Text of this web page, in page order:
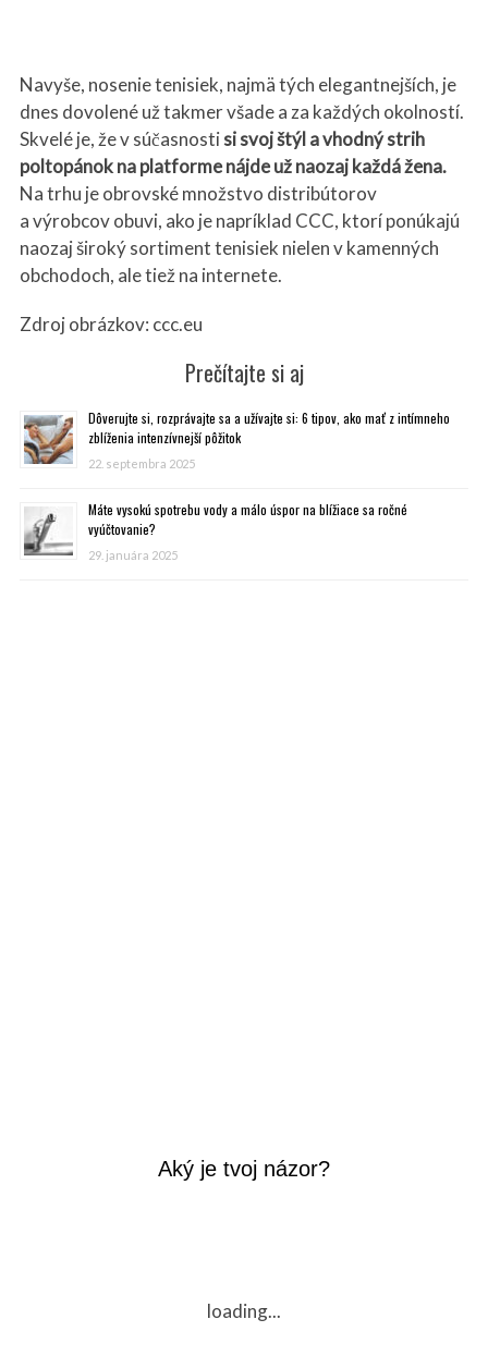
Navyše, nosenie tenisiek, najmä tých elegantnejších, je
dnes dovolené už takmer všade a za každých okolností.
Skvelé je, že v súčasnostisi svoj štýl a vhodný strih
poltopánok na platforme nájde už naozaj každá žena.
Na trhu je obrovské množstvo distribútorov
a výrobcov obuvi, ako je napríklad CCC, ktorí ponúkajú
naozaj široký sortiment tenisiek nielen v kamenných
obchodoch, ale tiež na internete.
Zdroj obrázkov: ccc.eu
Prečítajte si aj
Dôverujte si, rozprávajte sa a užívajte si: 6 tipov, ako mať z intímneho
zblíženia intenzívnejší pôžitok
22. septembra 2025
Máte vysokú spotrebu vody a málo úspor na blížiace sa ročné
vyúčtovanie?
29. januára 2025
Aký je tvoj názor?
loading...